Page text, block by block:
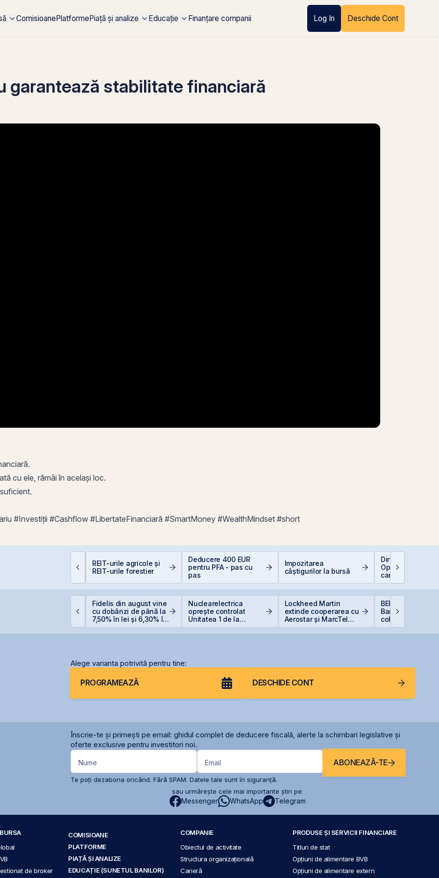
ComisioanePlatformePiață și analize Educație Finanțare companii Log In Deschide Cont
garantează stabilitate financiară
cu ele, rămâi în același loc.
#Investiții #Cashflow #LibertateFinanciară #SmartMoney #WealthMindset #short
REIT-urile agricole și
REIT-urile forestier
Deducere 400 EUR
pentru PFA - pas cu
pas
Impozitarea
câștigurilor la bursă
Dincolo de
Oportunitățile
care construiesc
viitorul AI
semestru cu o pierdere
Fidelis din august vine
cu dobânzi de până la
7,50% în lei și 6,30% în
Nuclearelectrica
oprește controlat
Unitatea 1 de la
Lockheed Martin
extinde cooperarea cu
Aerostar și MarcTel
BERD vinde 1%
Banca
coboară sub
5%
Alege varianta potrivită pentru tine:
PROGRAMEAZĂ DESCHIDE CONT
Înscrie-te și primești pe email: ghidul complet de deducere fiscală, alerte la schimbari legislative și
oferte exclusive pentru investitori noi.
Nume Email ABONEAZĂ-TE
Te poți dezabona oricând. Fără SPAM. Datele tale sunt în siguranță.
sau urmărește cele mai importante știri pe:
Messenger WhatsApp Telegram
de broker
COMISIOANE
PLATFORME
PIAȚĂ ȘI ANALIZE
EDUCAȚIE (SUNETUL BANILOR)
COMPANIE
Obiectul de activitate
Structura organizațională
Carieră
PRODUSE ȘI SERVICII FINANCIARE
Titluri de stat
Opțiuni de alimentare BVB
Opțiuni de alimentare extern